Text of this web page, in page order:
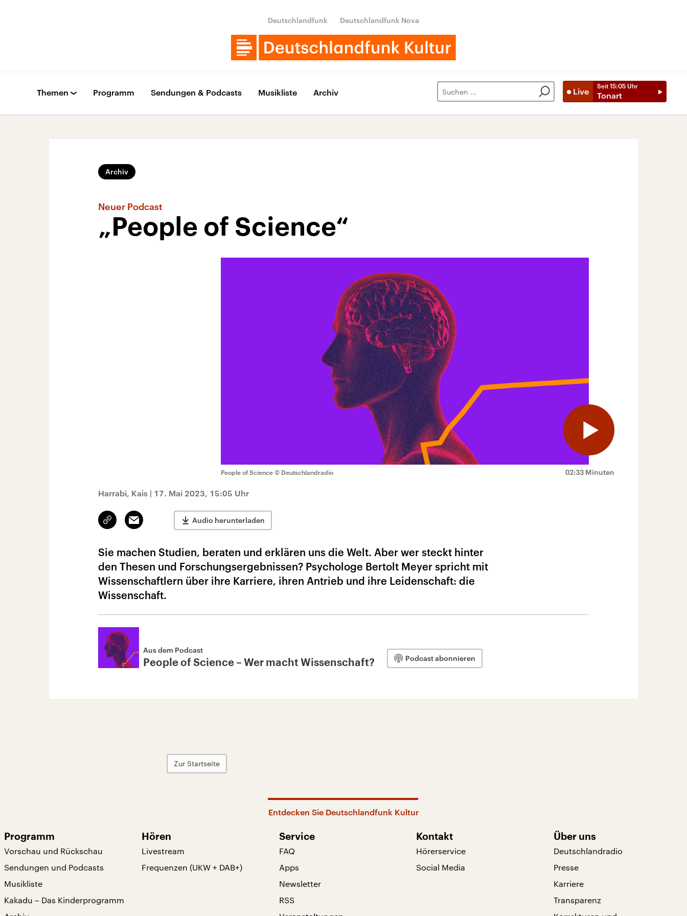
Deutschlandfunk Deutschlandfunk Nova
Live
Seit 15:05 Uhr
Tonart
Themen Programm Sendungen & Podcasts Musikliste Archiv
Archiv
Neuer Podcast
„People of Science“
02:33 Minuten
People of Science © Deutschlandradio
Harrabi, Kais | 17. Mai 2023, 15:05 Uhr
Link
kopieren/teilen
Email Audio herunterladen
Sie machen Studien, beraten und erklären uns die Welt. Aber wer steckt hinter
den Thesen und Forschungsergebnissen? Psychologe Bertolt Meyer spricht mit
Wissenschaftlern über ihre Karriere, ihren Antrieb und ihre Leidenschaft: die
Wissenschaft.
Aus dem Podcast
People of Science – Wer macht Wissenschaft? Podcast abonnieren
Zur Startseite
Entdecken Sie Deutschlandfunk Kultur
Programm
Vorschau und Rückschau
Sendungen und Podcasts
Musikliste
Kakadu – Das Kinderprogramm
Hören
Livestream
Frequenzen (UKW + DAB+)
Service
FAQ
Apps
Newsletter
RSS
Kontakt
Hörerservice
Social Media
Über uns
Deutschlandradio
Presse
Karriere
Transparenz